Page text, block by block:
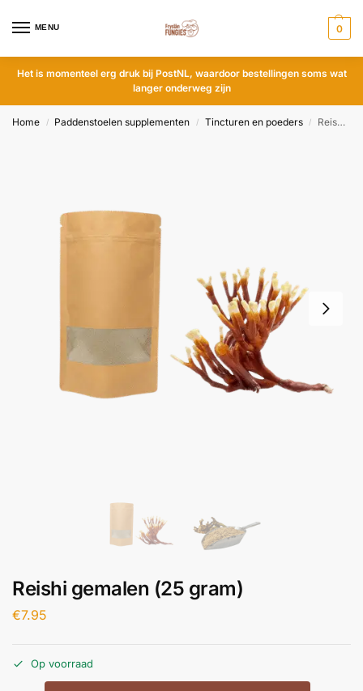
MENU 0
Het is momenteel erg druk bij PostNL, waardoor bestellingen soms wat
langer onderweg zijn
Home / Paddenstoelen supplementen / Tincturen en poeders / Reishi gemalen (25 gram)
Reishi gemalen (25 gram)
€7.95
Op voorraad